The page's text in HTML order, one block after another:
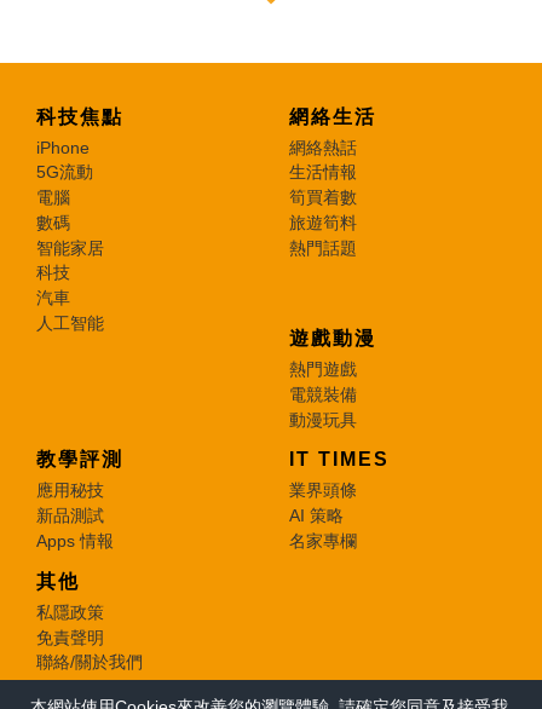
科技焦點
iPhone
5G流動
電腦
數碼
智能家居
科技
汽車
人工智能
網絡生活
網絡熱話
生活情報
筍買着數
旅遊筍料
熱門話題
遊戲動漫
熱門遊戲
電競裝備
動漫玩具
教學評測
應用秘技
新品測試
Apps 情報
IT TIMES
業界頭條
AI 策略
名家專欄
其他
私隱政策
免責聲明
聯絡/關於我們